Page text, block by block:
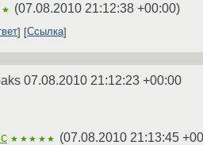
★ (07.08.2010 21:12:38 +00:00)
Ссылка
07.08.2010 21:12:23 +00:00
★★★★★ (07.08.2010 21:13:45